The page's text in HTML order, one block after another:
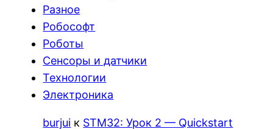
Разное
Робософт
Роботы
Сенсоры и датчики
Технологии
Электроника
burjui к STM32: Урок 2 — Quickstart